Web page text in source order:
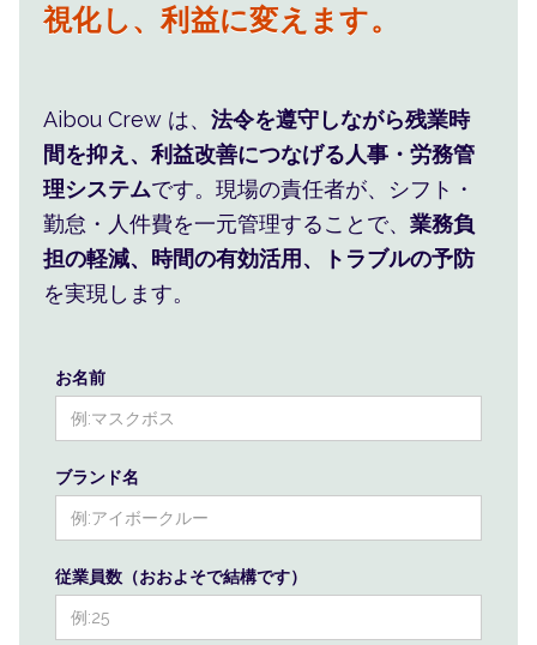
視化し、利益に変えます。
め、現場の判断を楽にします。
Aibou Crew は、 法令を遵守しながら残業時
間を抑え、利益改善につなげる人事・労務管
理システムです。現場の責任者が、シフト・
勤怠・人件費を一元管理することで、 業務負
担の軽減、時間の有効活用、トラブルの予防
を実現します。
お名前
ブランド名
従業員数（おおよそで結構です）